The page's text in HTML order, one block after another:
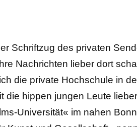
Schriftzug des privaten
Nachrichten lieber dort
die private Hochschule in
die hippen jungen Leute
Universität« im nahen